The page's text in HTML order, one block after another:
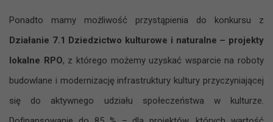
Ponadto mamy możliwość przystąpienia do konkursu z
Działanie 7.1 Dziedzictwo kulturowe i naturalne – projekty
lokalne RPO, z którego możemy uzyskać wsparcie na roboty
budowlane i modernizację infrastruktury kultury przyczyniającej
się do aktywnego udziału społeczeństwa w kulturze.